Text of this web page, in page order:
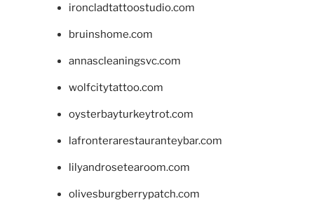
ironcladtattoostudio.com
bruinshome.com
annascleaningsvc.com
wolfcitytattoo.com
oysterbayturkeytrot.com
lafronterarestauranteybar.com
lilyandrosetearoom.com
olivesburgberrypatch.com